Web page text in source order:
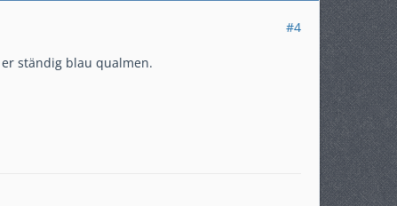
#4
ständig blau qualmen.